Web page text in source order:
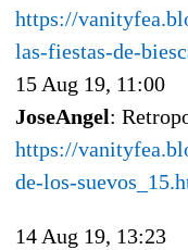
https://
las-fiestas-de-
15 Aug 19, 11:00
JoseAngel:
https://
de-los-
14 Aug 19, 13:23